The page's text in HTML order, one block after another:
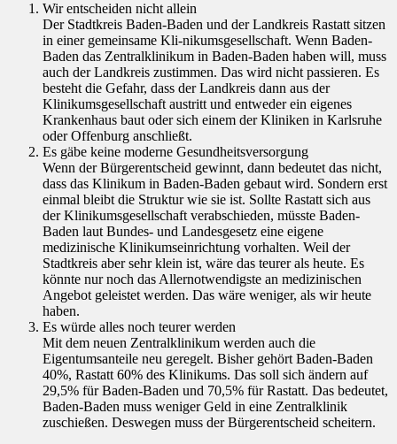
Wir entscheiden nicht allein
Der Stadtkreis Baden-Baden und der Landkreis Rastatt sitzen
in einer gemeinsame Kli-nikumsgesellschaft. Wenn Baden-
Baden das Zentralklinikum in Baden-Baden haben will, muss
auch der Landkreis zustimmen. Das wird nicht passieren. Es
besteht die Gefahr, dass der Landkreis dann aus der
Klinikumsgesellschaft austritt und entweder ein eigenes
Krankenhaus baut oder sich einem der Kliniken in Karlsruhe
oder Offenburg anschließt.
Es gäbe keine moderne Gesundheitsversorgung
Wenn der Bürgerentscheid gewinnt, dann bedeutet das nicht,
dass das Klinikum in Baden-Baden gebaut wird. Sondern erst
einmal bleibt die Struktur wie sie ist. Sollte Rastatt sich aus
der Klinikumsgesellschaft verabschieden, müsste Baden-
Baden laut Bundes- und Landesgesetz eine eigene
medizinische Klinikumseinrichtung vorhalten. Weil der
Stadtkreis aber sehr klein ist, wäre das teurer als heute. Es
könnte nur noch das Allernotwendigste an medizinischen
Angebot geleistet werden. Das wäre weniger, als wir heute
haben.
Es würde alles noch teurer werden
Mit dem neuen Zentralklinikum werden auch die
Eigentumsanteile neu geregelt. Bisher gehört Baden-Baden
40%, Rastatt 60% des Klinikums. Das soll sich ändern auf
29,5% für Baden-Baden und 70,5% für Rastatt. Das bedeutet,
Baden-Baden muss weniger Geld in eine Zentralklinik
zuschießen. Deswegen muss der Bürgerentscheid scheitern.